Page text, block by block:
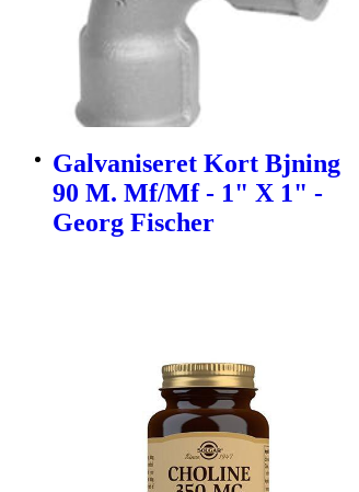
Galvaniseret Kort Bjning
90 M. Mf/Mf - 1" X 1" -
Georg Fischer